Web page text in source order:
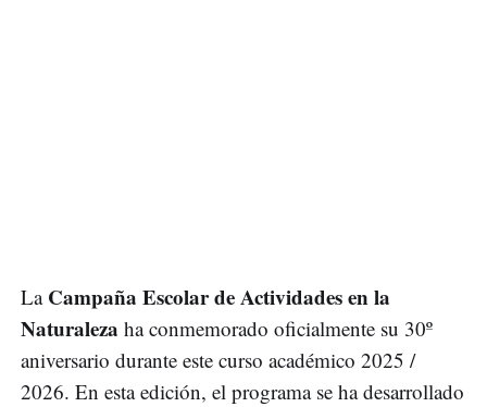
La Campaña Escolar de Actividades en la
Naturaleza ha conmemorado oficialmente su 30º
aniversario durante este curso académico 2025 /
2026. En esta edición, el programa se ha desarrollado